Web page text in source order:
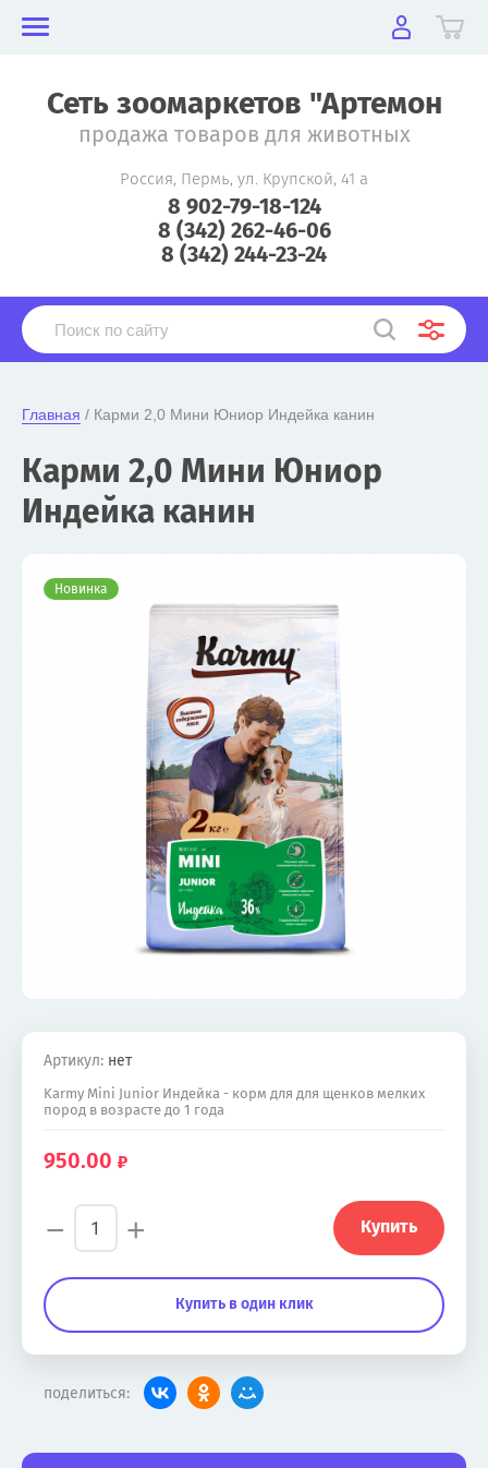
Сеть зоомаркетов "Артемон
продажа товаров для животных
Россия, Пермь, ул. Крупской, 41 а
8 902-79-18-124
8 (342) 262-46-06
8 (342) 244-23-24
Главная / Карми 2,0 Мини Юниор Индейка канин
Карми 2,0 Мини Юниор
Индейка канин
Новинка
Артикул: нет
Karmy Mini Junior Индейка - корм для для щенков мелких
пород в возрасте до 1 года
950.00
− + Купить
Купить в один клик
поделиться: